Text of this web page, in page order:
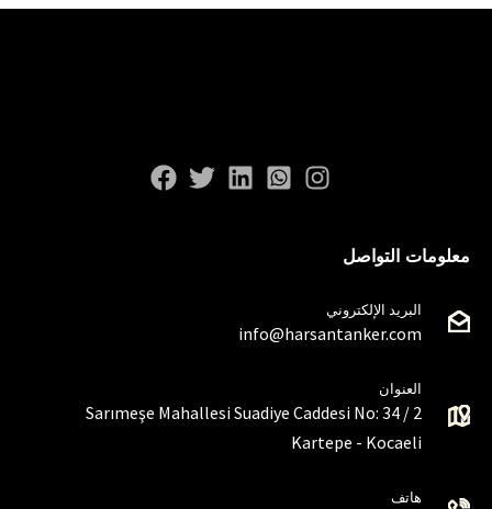
معلومات التواصل
البريد الإلكتروني
info@harsantanker.com
العنوان
Sarımeşe Mahallesi Suadiye Caddesi No: 34 / 2
Kartepe - Kocaeli
هاتف